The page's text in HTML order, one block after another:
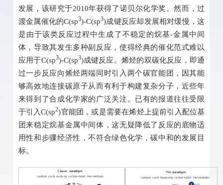
发展，该研究于2010年获得了诺贝尔化学奖。然而，过
渡金属催化的C(sp3)-C(sp3)成键反应却发展相对缓慢，这
是由于该类反应过程中生成了不稳定的烷基-金属中间
体，导致其发生多种副反应，使得经典的催化范式难以
应用于C(sp3)-C(sp3)成键反应。烯烃的双碳化反应，即通
过一步反应向烯烃两端同时引入两个碳官能团，因其能
够高效地连接碳原子从而有利于构建复杂分子，近些年
来得到了合成化学家的广泛关注。已有的报道往往受限
于引入C(sp2)官能团，或是需要在烯烃上提前引入配位基
团来稳定烷基金属中间体，这无疑降低了反应的底物适
用性和步骤经济性，不符合绿色化学，碳中和的发展目
标。